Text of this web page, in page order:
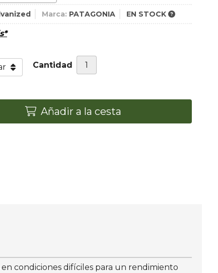
Marca: PATAGONIA EN STOCK
Cantidad
Añadir a la cesta
en condiciones difíciles para un rendimiento